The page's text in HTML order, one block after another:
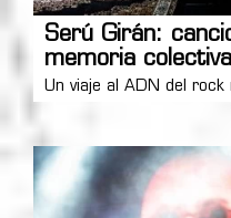
Serú Girán:
memoria colectiva
Un viaje al ADN del rock